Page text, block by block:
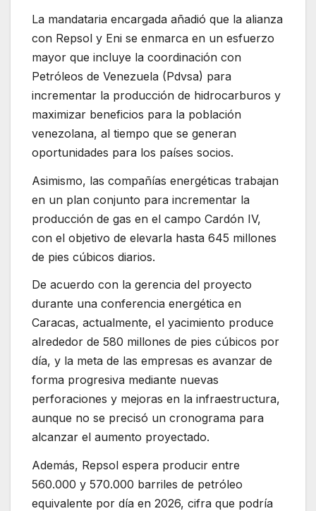
La mandataria encargada añadió que la alianza
con Repsol y Eni se enmarca en un esfuerzo
mayor que incluye la coordinación con
Petróleos de Venezuela (Pdvsa) para
incrementar la producción de hidrocarburos y
maximizar beneficios para la población
venezolana, al tiempo que se generan
oportunidades para los países socios.
Asimismo, las compañías energéticas trabajan
en un plan conjunto para incrementar la
producción de gas en el campo Cardón IV,
con el objetivo de elevarla hasta 645 millones
de pies cúbicos diarios.
De acuerdo con la gerencia del proyecto
durante una conferencia energética en
Caracas, actualmente, el yacimiento produce
alrededor de 580 millones de pies cúbicos por
día, y la meta de las empresas es avanzar de
forma progresiva mediante nuevas
perforaciones y mejoras en la infraestructura,
aunque no se precisó un cronograma para
alcanzar el aumento proyectado.
Además, Repsol espera producir entre
560.000 y 570.000 barriles de petróleo
equivalente por día en 2026, cifra que podría